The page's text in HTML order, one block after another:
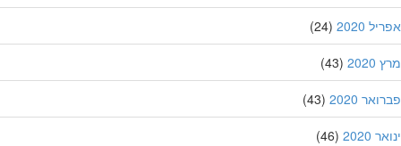
2020
(24)
(43)
2020
(43)
2020
(46)